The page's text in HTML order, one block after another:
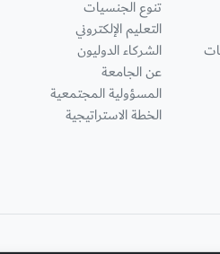
تنوع الجنسيات
التعليم الإلكتروني
الشركاء الدوليون
عن الجامعة
المسؤولية المجتمعية
الخطة الاستراتيجية